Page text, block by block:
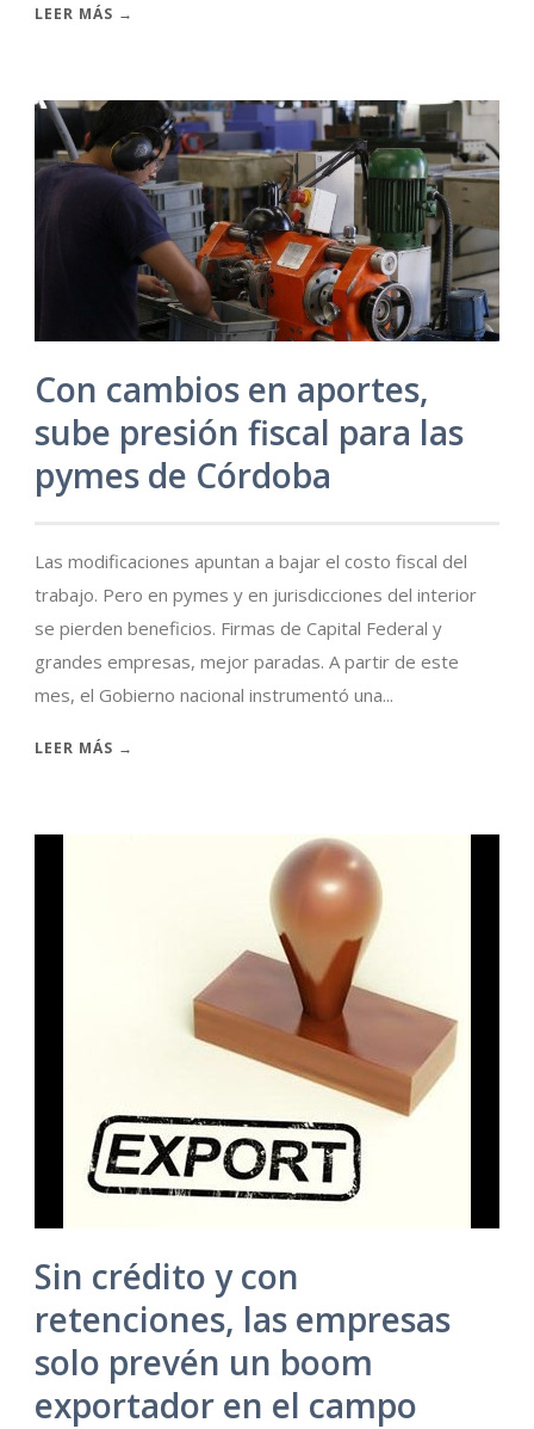
LEER MÁS →
Con cambios en aportes,
sube presión fiscal para las
pymes de Córdoba
Las modificaciones apuntan a bajar el costo fiscal del
trabajo. Pero en pymes y en jurisdicciones del interior
se pierden beneficios. Firmas de Capital Federal y
grandes empresas, mejor paradas. A partir de este
mes, el Gobierno nacional instrumentó una...
LEER MÁS →
Sin crédito y con
retenciones, las empresas
solo prevén un boom
exportador en el campo